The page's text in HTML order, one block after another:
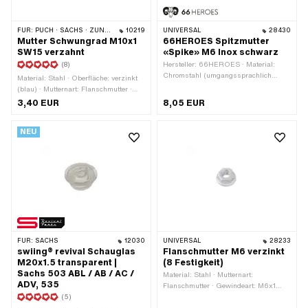
FÜR: PUCH · SACHS · ZÜNDAPP BELMONDO · TOMOS · HERCULES · KREIDLER · ZÜNDAPP 10219
Mutter Schwungrad M10x1
SW15 verzahnt
(8)
Material: Stahl · Oberfläche: verzinkt
(blau) · Mutternart: Flanschmutter ·
Gewindeart: MF10x1 (Feingewinde) · Ø
(Gewinde): 10 mm · Schlüsselweite: 15
3,40 EUR
UNIVERSAL 28430
66HEROES Spitzmutter
«Spike» M6 Inox schwarz
Hersteller: 66HEROES · Material:
Chromstahl (umgangssprachlich
Gewindeart: M6x1 (Standardgewinde)
Schlüsselweite: 11 mm · Gewindetiefe:
8,05 EUR
NEU
FÜR: SACHS 12030
swiing® revival Schauglas
M20x1.5 transparent |
Sachs 503 ABL / AB / AC /
ADV, 535
(5)
UNIVERSAL 28233
Flanschmutter M6 verzinkt
(8 Festigkeit)
Material: Stahl · Mutternart:
Flanschmutter · Gewindeart: M6x1